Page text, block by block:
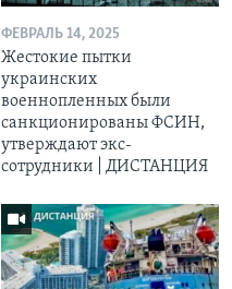
ФЕВРАЛЬ 14, 2025
Жестокие пытки
украинских
военнопленных были
санкционированы ФСИН,
утверждают экс-
сотрудники | ДИСТАНЦИЯ